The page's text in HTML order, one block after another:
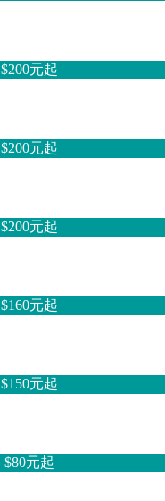
$200元起
$200元起
$200元起
$160元起
$150元起
$80元起